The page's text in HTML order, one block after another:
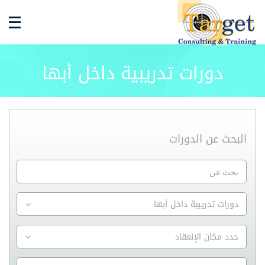
دورات تدريبية داخل أبها
البحث عن الدورات
دورات تدريبية داخل أبها
حدد مكان الإنعقاد